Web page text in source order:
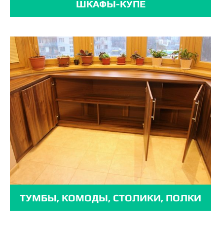
ШКАФЫ-КУПЕ
ТУМБЫ, КОМОДЫ, СТОЛИКИ, ПОЛКИ